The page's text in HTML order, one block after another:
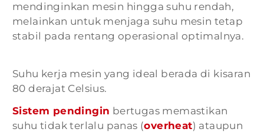
mendinginkan mesin hingga suhu rendah,
melainkan untuk menjaga suhu mesin tetap
stabil pada rentang operasional optimalnya.
Suhu kerja mesin yang ideal berada di kisaran
80 derajat Celsius.
Sistem pendingin bertugas memastikan
suhu tidak terlalu panas (overheat) ataupun